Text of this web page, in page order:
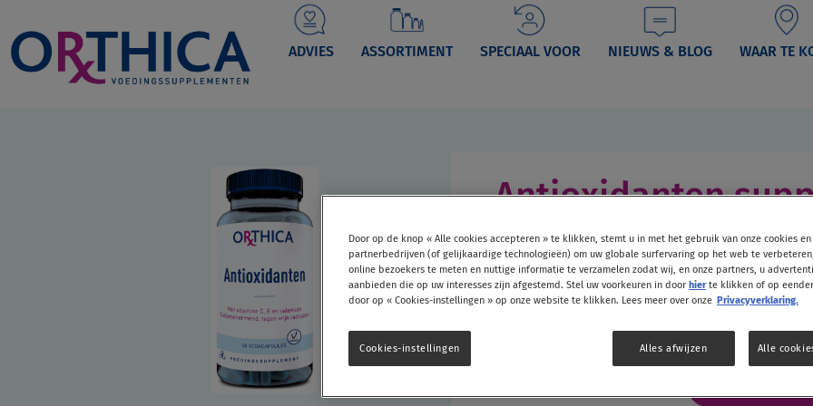
navigation
ADVIES ASSORTIMENT SPECIAAL VOOR NIEUWS & BLOG WAAR TE
Antioxidanten
Uitgebalanceerde
Met vitamine C, E, en selenium wat
radicalen.
Bevat ook L-cysteïne, L-glutaminezuur, L-
Door op de knop « Alle cookies accepteren » te klikken, stemt u in met het gebruik van onze cookies
partnerbedrijven (of gelijkaardige technologieën) om uw globale surfervaring op het web te
online bezoekers te meten en nuttige informatie te verzamelen zodat wij, en onze partners, u
aanbieden die op uw interesses zijn afgestemd. Stel uw voorkeuren in door hierte klikken of op
door op « Cookies-instellingen » op onze website te klikken. Lees meer over onze Privacyverklaring.
Alles afwijzen Alle
Cookies-instellingen